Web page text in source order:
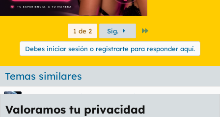
1 de 2 Sig.
Debes iniciar sesión o registrarte para responder aquí.
Temas similares
El esperado hilo de las vecinas folladoras -
GAES presenta: Sexo, mentiras y cintas TDK
Valoramos tu privacidad